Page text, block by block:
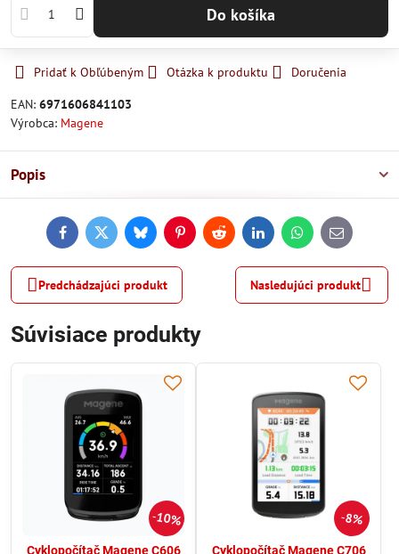
Do košíka
Pridať k Obľúbeným Otázka k produktu
Doručenia
EAN: 6971606841103
Výrobca: Magene
Popis
FacebookTwitterBlueskyPinterestReddit LinkedInWhatsApp
E-
mail
Predchádzajúci produkt Nasledujúci produkt
Súvisiace produkty
10%
Cyklopočítač Magene C606
8%
Cyklopočítač Magene C706